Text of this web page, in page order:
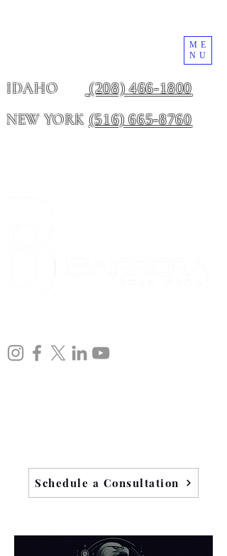
ME
NU
IDAHO (208) 466-1800
NEW YORK (516) 665-8760
Schedule a Consultation